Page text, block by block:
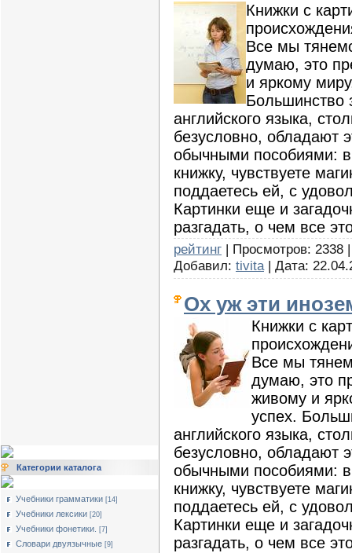
Категории каталога
Учебники грамматики [14]
Учебники лексики [20]
Учебники фонетики. [7]
Словари двуязычные [9]
Книжки с
Все мы
думаю, это
и яркому
Большинство
английского языка,
безусловно, обладают
обычными пособиями:
книжку, чувствуете
поддаетесь ей, с
Картинки еще и
разгадать, о чем все
рейтинг | Просмотров: 2338
Добавил: tivita | Дата:
Ох уж эти
Книжки с
Все мы
думаю, это
живому и
успех.
английского языка,
безусловно, обладают
обычными пособиями:
книжку, чувствуете
поддаетесь ей, с
Картинки еще и
разгадать, о чем все